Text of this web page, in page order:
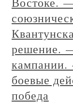
решение.
кампании.
боевые
победа